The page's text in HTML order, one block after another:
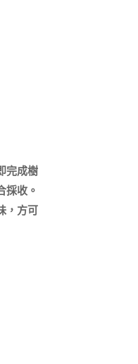
完成樹
採收。
方可